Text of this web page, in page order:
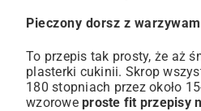
Pieczony dorsz z
To przepis tak prosty, że aż
plasterki cukinii. Skrop
180 stopniach przez około
wzorowe proste fit przepisy